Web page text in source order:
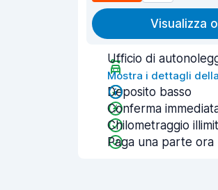
Visualizza
Ufficio di
Mostra i dettagli
Deposito basso
Conferma
Chilometraggio
Paga una parte ora